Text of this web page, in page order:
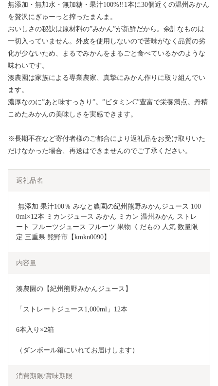
無添加・無加水・無加糖・果汁100%!!1本に30個近くの温州みかん
を贅沢にぎゅーっと搾ったまんま。
おいしさの秘訣は原材料の”みかん”が新鮮だから。余計なものは
一切入っていません。外皮を使用しないので苦味がなく品質の劣
化が少ないため、まるでみかんをまるごと食べているかのような
味わいです。
湊農園は家族による専業農家、真摯にみかん作りに取り組んでい
ます。
濃厚なのに”あと味すっきり”。”ビタミンC”豊富で栄養満点。丹精
こめたみかんの美味しさを実感できます。
※長期不在など寄付者様のご都合により返礼品をお受け取りいた
だけなかった場合、再送はできませんのでご了承ください。
返礼品名
0ml×12本 ミカンジュース みかん ミカン 温州みかん ストレ
ート フルーツジュース フルーツ 果物 くだもの 人気 数量限
定 三重県 熊野市【kmkn0090】
内容量
湊農園の【紀州熊野みかんジュース】
「ストレートジュース1,000ml」12本
6本入り×2箱
（ダンボール箱にいれてお届けします）
消費期限/賞味期限